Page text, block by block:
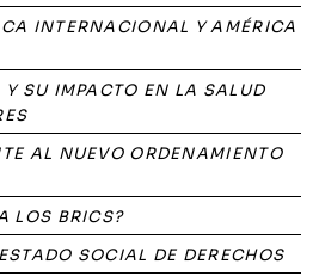
INTERNACIONAL Y AMÉRICA
SU IMPACTO EN LA SALUD
AL NUEVO ORDENAMIENTO
LOS BRICS?
SOCIAL DE DERECHOS